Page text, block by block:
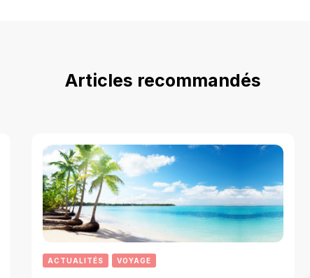
Articles recommandés
ACTUALITÉS VOYAGE